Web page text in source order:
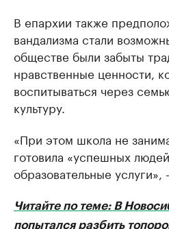
В епархии также
вандализма стали
обществе были забыты
нравственные ценности,
воспитываться через
культуру.
«При этом школа не
готовила «успешных
образовательные
Читайте по теме: В
попытался разбить